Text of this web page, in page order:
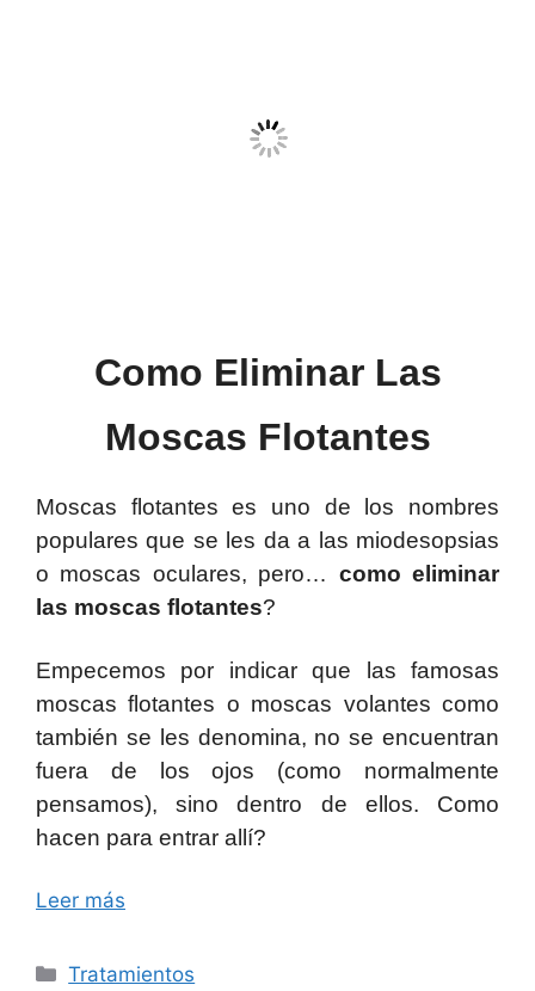
Como Eliminar Las
Moscas Flotantes
Moscas flotantes es uno de los nombres
populares que se les da a las miodesopsias
o moscas oculares, pero… como eliminar
las moscas flotantes?
Empecemos por indicar que las famosas
moscas flotantes o moscas volantes como
también se les denomina, no se encuentran
fuera de los ojos (como normalmente
pensamos), sino dentro de ellos. Como
hacen para entrar allí?
Leer más
Categorías
Tratamientos